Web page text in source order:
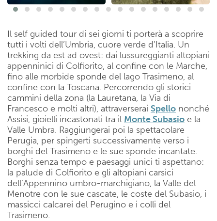
Il self guided tour di sei giorni ti porterà a scoprire
tutti i volti dell’Umbria, cuore verde d’Italia. Un
trekking da est ad ovest: dai lussureggianti altopiani
appenninici di Colfiorito, al confine con le Marche,
fino alle morbide sponde del lago Trasimeno, al
confine con la Toscana. Percorrendo gli storici
cammini della zona (la Lauretana, la Via di
Francesco e molti altri), attraverserai Spello nonché
Assisi, gioielli incastonati tra il Monte Subasio e la
Valle Umbra. Raggiungerai poi la spettacolare
Perugia, per spingerti successivamente verso i
borghi del Trasimeno e le sue sponde incantate.
Borghi senza tempo e paesaggi unici ti aspettano:
la palude di Colfiorito e gli altopiani carsici
dell’Appennino umbro-marchigiano, la Valle del
Menotre con le sue cascate, le coste del Subasio, i
massicci calcarei del Perugino e i colli del
Trasimeno.